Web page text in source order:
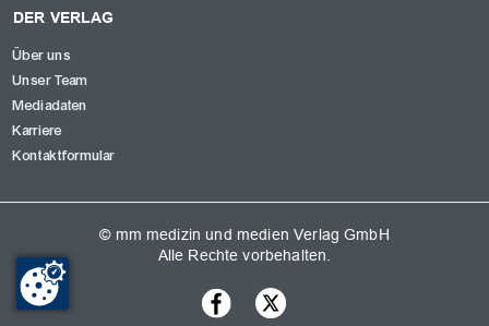
DER VERLAG
Über uns
Unser Team
Mediadaten
Karriere
Kontaktformular
© mm medizin und medien Verlag GmbH
Alle Rechte vorbehalten.